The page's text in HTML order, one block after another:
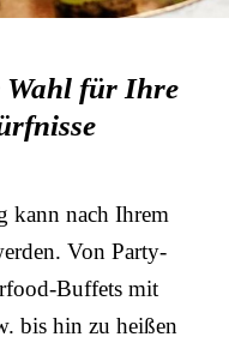
Wahl für Ihre
kann nach Ihrem
Von Party-
Buffets mit
bis hin zu heißen